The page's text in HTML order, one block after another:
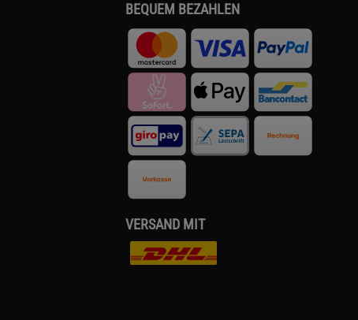
BEQUEM BEZAHLEN
VERSAND MIT